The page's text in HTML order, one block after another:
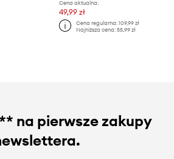
Cena aktualna:
49,99 zł
Cena regularna: 109,99 zł
Najniższa cena: 55,99 zł
na pierwsze zakupy